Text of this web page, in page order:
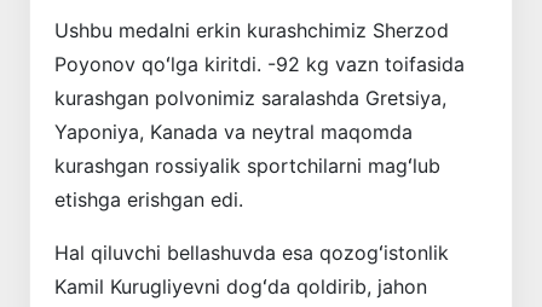
Ushbu medalni erkin kurashchimiz Sherzod
Poyonov qoʻlga kiritdi. -92 kg vazn toifasida
kurashgan polvonimiz saralashda Gretsiya,
Yaponiya, Kanada va neytral maqomda
kurashgan rossiyalik sportchilarni magʻlub
etishga erishgan edi.
Hal qiluvchi bellashuvda esa qozogʻistonlik
Kamil Kurugliyevni dogʻda qoldirib, jahon